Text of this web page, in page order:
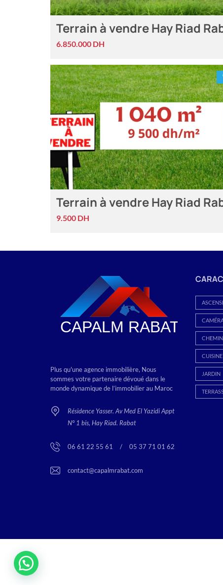
Terrain à vendre Hay Riad
6.850.000 DH
Terrain à vendre Hay Riad
9.500 DH
Plus qu'une agence immobilière, Nous
sommes votre partenaire dévoué dans le
monde dynamique de l’immobilier au Maroc
Résidence Yasser. Av Med El Yazidi Appt
N° 1 bis, Hay Riad. Rabat
06 61 22 55 61 / 05 37 71 01 62
contact@capalmrabat.com
JARDIN